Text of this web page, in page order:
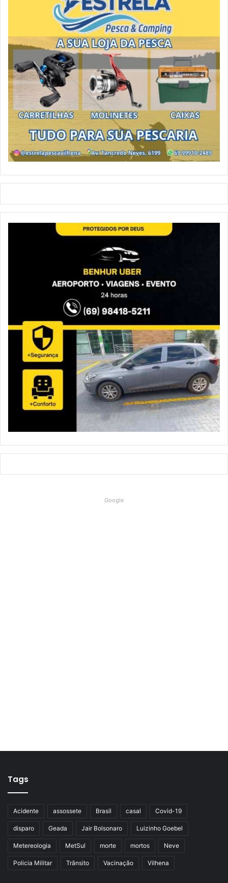
Google
Tags
Acidente assossete Brasil casal Covid-19
disparo Geada Jair Bolsonaro Luizinho Goebel
Metereologia MetSul morte mortos Neve
Policia Militar Trânsito Vacinação Vilhena